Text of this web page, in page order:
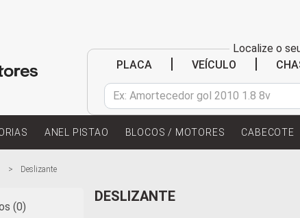
Localize o
PLACA
VEÍCULO
ANEL PISTAO BLOCOS / MOTORES CABECOTE
Deslizante
(0)
DESLIZANTE